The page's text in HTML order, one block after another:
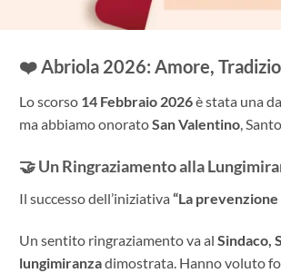
❤️ Abriola 2026: Amore,
Lo scorso 14 Febbraio 2026è stata una
ma abbiamo onoratoSan Valentino ,
🤝 Un Ringraziamento alla
Il successo dell’iniziativa “La prevenzione
Un sentito ringraziamento va al Sindaco,
lungimiranzadimostrata. Hanno voluto